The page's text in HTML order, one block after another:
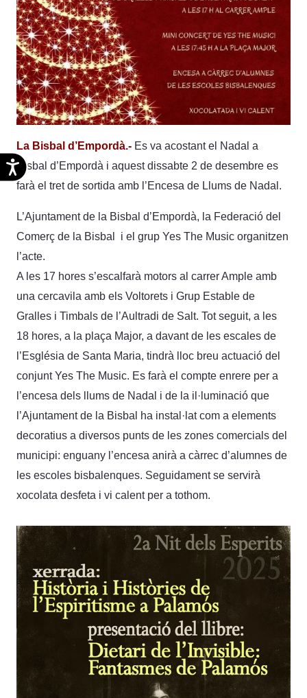
Accesibilidad
La Bisbal d’Empordà.- Es va acostant el Nadal a
Bisbal d’Empordà i aquest dissabte 2 de desembre es
farà el tret de sortida amb l’Encesa de Llums de Nadal.
L’Ajuntament de la Bisbal d’Empordà, la Federació del
Comerç de la Bisbal i el grup Yes The Music organitzen
l’acte.
A les 17 hores s’escalfarà motors al carrer Ample amb
una cercavila amb els Voltorets i Grup Estable de
Gralles i Timbals de l’Aultradi de Salt. Tot seguit, a les
18 hores, a la plaça Major, a davant de les escales de
l’Església de Santa Maria, tindrà lloc breu actuació del
conjunt Yes The Music. Es farà el compte enrere per a
l’encesa dels llums de Nadal i de la il·luminació que
l’Ajuntament de la Bisbal ha instal·lat com a elements
decoratius a diversos punts de les zones comercials del
municipi: enguany l’encesa anirà a càrrec d’alumnes de
les escoles bisbalenques. Seguidament se servirà
xocolata desfeta i vi calent per a tothom.